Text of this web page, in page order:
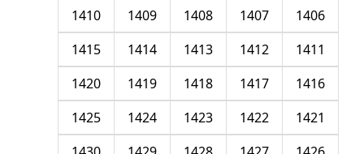
1406
1407
1408
1409
1410
1411
1412
1413
1414
1415
1416
1417
1418
1419
1420
1421
1422
1423
1424
1425